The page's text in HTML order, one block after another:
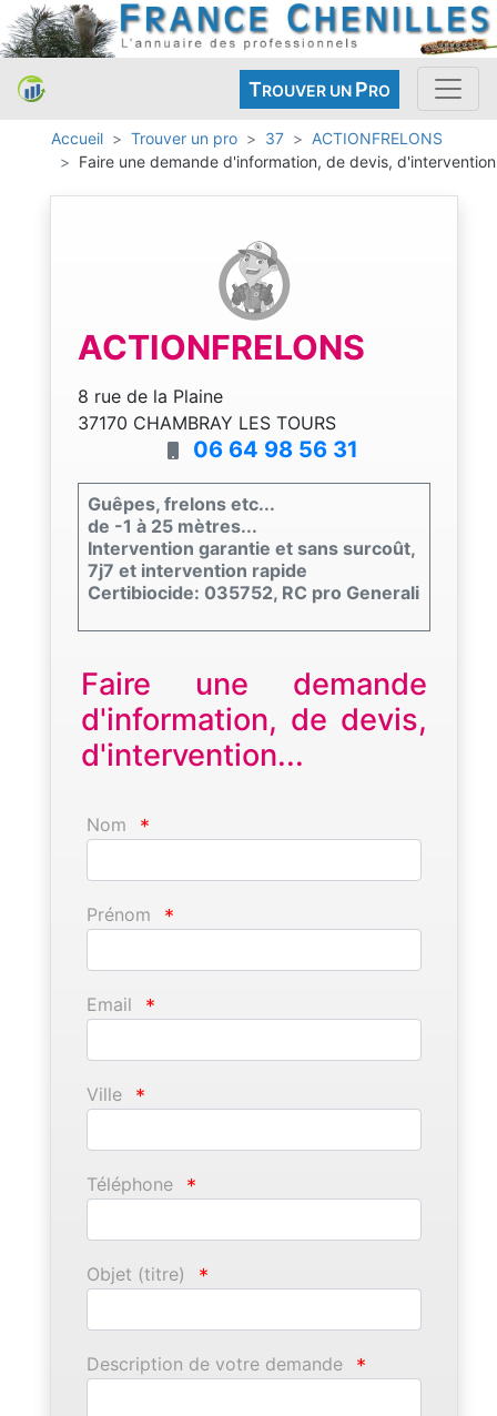
TROUVER UN PRO
Accueil Trouver un pro 37
ACTIONFRELONS
Faire une demande d'information, de devis, d'intervention
ACTIONFRELONS
8 rue de la Plaine
37170 CHAMBRAY LES TOURS
06 64 98 56 31
Guêpes, frelons etc...
de -1 à 25 mètres...
Intervention garantie et sans surcoût,
7j7 et intervention rapide
Certibiocide: 035752, RC pro Generali
Faire une demande
d'information, de devis,
d'intervention...
Nom *
Prénom *
Email *
Ville *
Téléphone *
Objet (titre) *
Description de votre demande *